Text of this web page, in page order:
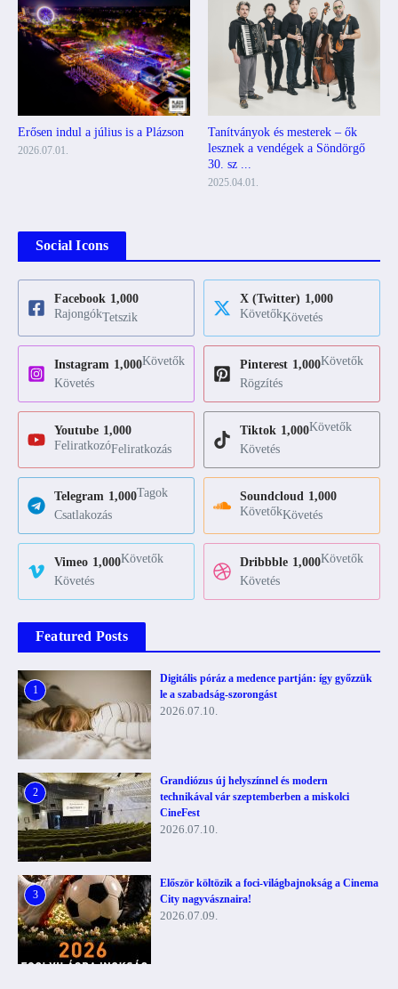
Erősen indul a július is a Plázson
2026.07.01.
Tanítványok és mesterek – ők
lesznek a vendégek a Söndörgő
30. sz ...
2025.04.01.
Social Icons
Facebook 1,000
RajongókTetszik
X (Twitter) 1,000
KövetőkKövetés
Instagram 1,000Követők
Követés
Pinterest 1,000Követők
Rögzítés
Youtube 1,000
FeliratkozóFeliratkozás
Tiktok 1,000Követők
Követés
Telegram 1,000Tagok
Csatlakozás
Soundcloud 1,000
KövetőkKövetés
Vimeo 1,000Követők
Követés
Dribbble 1,000Követők
Követés
Featured Posts
1
Digitális póráz a medence partján: így győzzük
le a szabadság-szorongást
2026.07.10.
2
Grandiózus új helyszínnel és modern
technikával vár szeptemberben a miskolci
CineFest
2026.07.10.
3
Először költözik a foci-világbajnokság a Cinema
City nagyvásznaira!
2026.07.09.